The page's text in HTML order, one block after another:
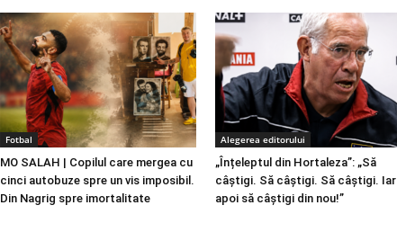
Fotbal
MO SALAH | Copilul care mergea cu
cinci autobuze spre un vis imposibil.
Din Nagrig spre imortalitate
Alegerea editorului
„Înțeleptul din Hortaleza”: „Să
câștigi. Să câștigi. Să câștigi. Iar
apoi să câștigi din nou!”